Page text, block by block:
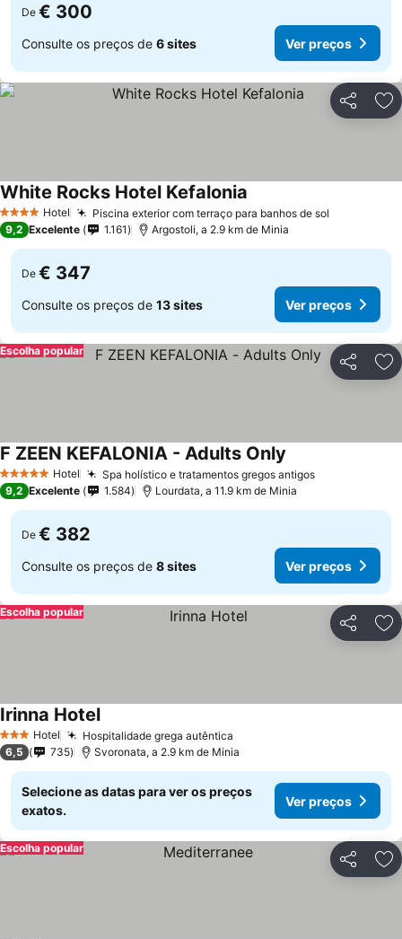
De € 300
Consulte os preços de 6 sites Ver preços
Partilhar
4 EstrelasHotel Piscina exterior com terraço para banhos de sol
White Rocks Hotel Kefalonia
9,2 Excelente 1.161 Argostoli, a 2.9 km de Minia
De € 347
Consulte os preços de 13 sites Ver preços
Partilhar
Escolha popular
5 Estrelas Hotel Spa holístico e tratamentos gregos antigosVer preços
F ZEEN KEFALONIA - Adults Only
9,2 Excelente 1.584 Lourdata, a 11.9 km de Minia
De € 382
Consulte os preços de 8 sites Ver preços
Partilhar
Escolha popular
3 EstrelasHotel Hospitalidade grega autêntica
Irinna HotelVer preços
6,5 735 Svoronata, a 2.9 km de Minia
Selecione as datas para ver os preços
exatos.
Ver preços
Partilhar
Escolha popular